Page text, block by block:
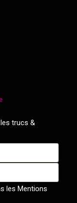
trucs &
les Mentions